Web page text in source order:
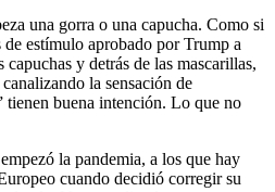
una gorra o una capucha. Como si
estímulo aprobado por Trump a
y detrás de las mascarillas,
la sensación de
tienen buena intención. Lo que no
la pandemia, a los que hay
cuando decidió corregir su